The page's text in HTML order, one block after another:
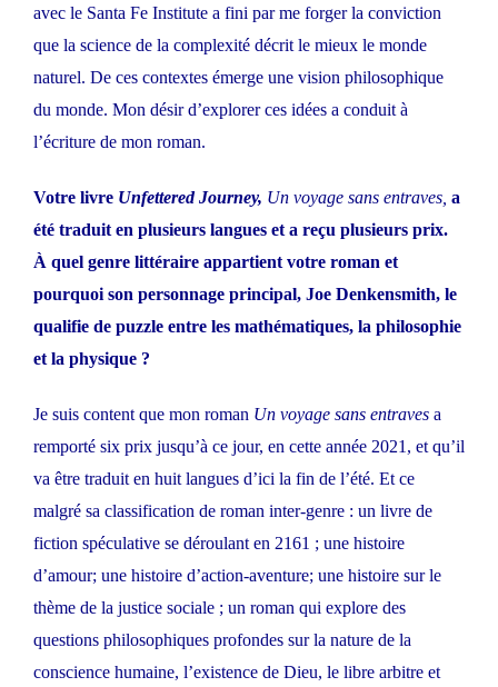
avec le Santa Fe Institute a fini par me forger la conviction
que la science de la complexité décrit le mieux le monde
naturel. De ces contextes émerge une vision philosophique
du monde. Mon désir d’explorer ces idées a conduit à
l’écriture de mon roman.
Votre livre Unfettered Journey, Un voyage sans entraves, a
été traduit en plusieurs langues et a reçu plusieurs prix.
À quel genre littéraire appartient votre roman et
pourquoi son personnage principal, Joe Denkensmith, le
qualifie de puzzle entre les mathématiques, la philosophie
et la physique ?
Je suis content que mon roman Un voyage sans entraves a
remporté six prix jusqu’à ce jour, en cette année 2021, et qu’il
va être traduit en huit langues d’ici la fin de l’été. Et ce
malgré sa classification de roman inter-genre : un livre de
fiction spéculative se déroulant en 2161 ; une histoire
d’amour; une histoire d’action-aventure; une histoire sur le
thème de la justice sociale ; un roman qui explore des
questions philosophiques profondes sur la nature de la
conscience humaine, l’existence de Dieu, le libre arbitre et